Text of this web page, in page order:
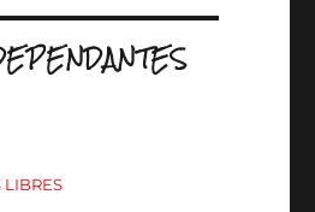
LIBRES